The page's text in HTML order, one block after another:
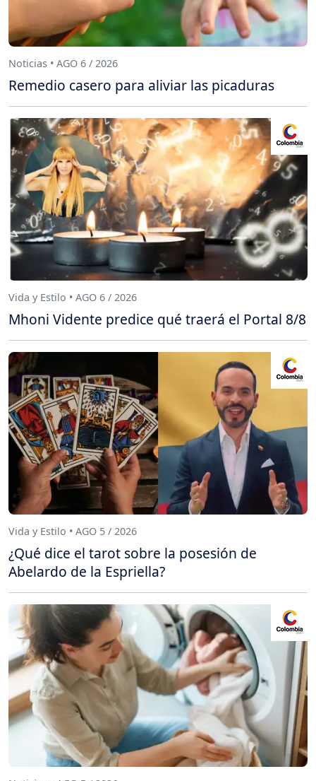
Noticias • AGO 6 / 2026
Remedio casero para aliviar las picaduras
Vida y Estilo • AGO 6 / 2026
Mhoni Vidente predice qué traerá el Portal 8/8
Vida y Estilo • AGO 5 / 2026
¿Qué dice el tarot sobre la posesión de
Abelardo de la Espriella?